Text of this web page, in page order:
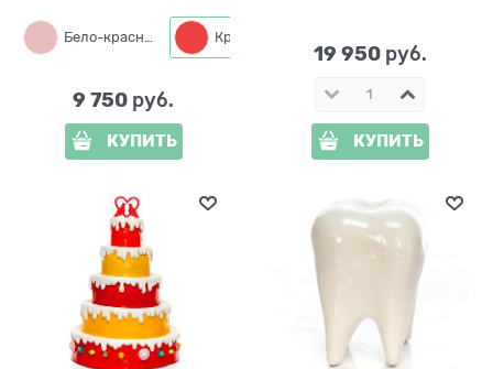
Бело-красный
9 750 руб.
КУПИТЬ
19 950 руб.
КУПИТЬ